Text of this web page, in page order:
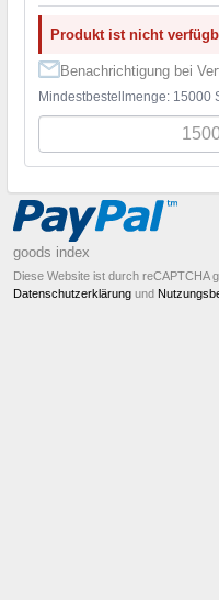
Produkt ist nicht
Benachrichtigung bei
Mindestbestellmenge: 15000
goods index
Diese Website ist durch reCAPTCHA
Datenschutzerklärung und